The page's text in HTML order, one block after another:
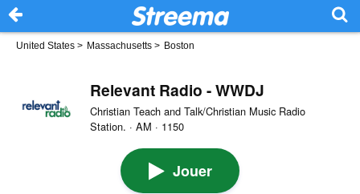
United States > Massachusetts > Boston
Relevant Radio - WWDJ
Christian Teach and Talk/Christian Music Radio
Station. · AM · 1150
Jouer